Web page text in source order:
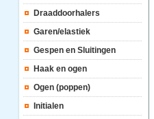
Draaddoorhalers
Garen/elastiek
Gespen en Sluitingen
Haak en ogen
Ogen (poppen)
Initialen